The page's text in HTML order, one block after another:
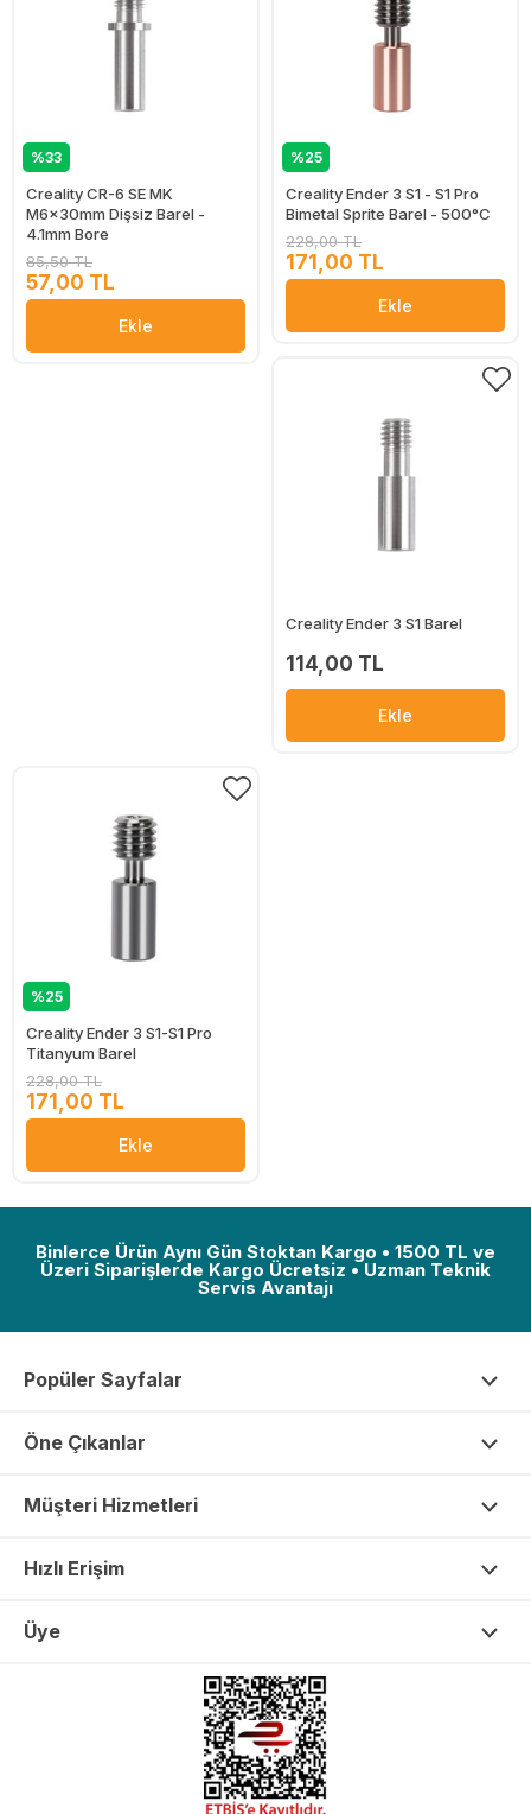
%33
Creality CR-6 SE MK
M6x30mm Dişsiz Barel -
4.1mm Bore
85,50 TL
57,00 TL
Ekle
%25
Creality Ender 3 S1 - S1 Pro
Bimetal Sprite Barel - 500°C
228,00 TL
171,00 TL
Ekle
Creality Ender 3 S1 Barel
114,00 TL
Ekle
%25
Creality Ender 3 S1-S1 Pro
Titanyum Barel
228,00 TL
171,00 TL
Ekle
Binlerce Ürün Aynı Gün Stoktan Kargo • 1500 TL ve
Üzeri Siparişlerde Kargo Ücretsiz • Uzman Teknik
Servis Avantajı
Popüler Sayfalar
Öne Çıkanlar
Müşteri Hizmetleri
Hızlı Erişim
Üye